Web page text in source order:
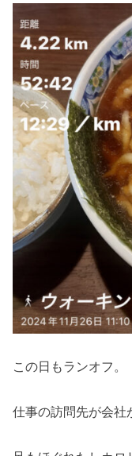
この日もランオフ。
仕事の訪問先が会社